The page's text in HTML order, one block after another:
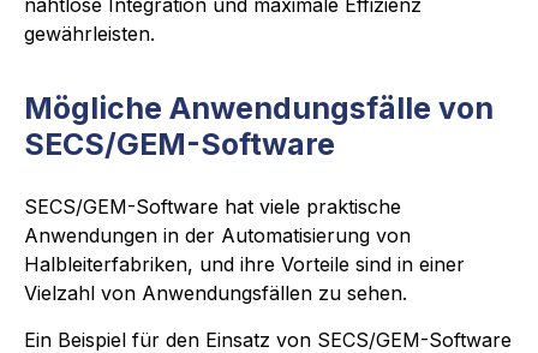
gewährleisten.
Mögliche Anwendungsfälle von
SECS/GEM-Software
SECS/GEM-Software hat viele praktische
Anwendungen in der Automatisierung von
Halbleiterfabriken, und ihre Vorteile sind in einer
Vielzahl von Anwendungsfällen zu sehen.
Ein Beispiel für den Einsatz von SECS/GEM-Software